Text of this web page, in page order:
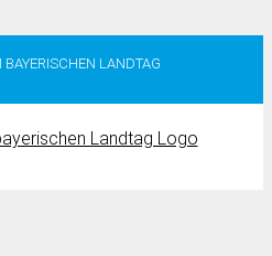
LANDTAG